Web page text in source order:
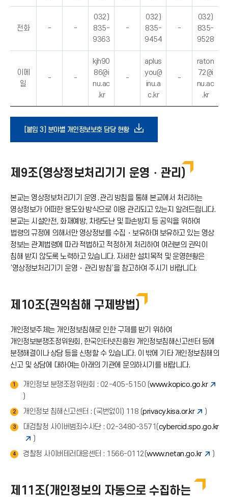
전화 - -
032)
835-
9363
-
032)
835-
9454
-
032)
835-
9528
이메
일
- -
kjh90
86@i
nu.ac
.kr
-
aplus
you@
inu.a
c.kr
-
raton
72@i
nu.ac
.kr
[붙임 3] 분야별 개인정보보호 담당 현황다
로
드
아
이
제9조(영상정보처리기기 운영・관리)
본교는 영상정보처리기기 운영․관리 방침을 통해 본교에서 처리하는
영상정보가 어떠한 용도와 방식으로 이용 관리되고 있는지 알려드립니다.
본교는 시설안전, 화재예방, 차량도난 및 파손방지 등 공익을 위하여
법령의 규정에 의해서만 영상정보를 수집・보유하며 보유하고 있는 영상
정보는 관계법령에 따라 적법하고 적정하게 처리하여 여러분의 권익이
침해 받지 않도록 노력하고 있습니다. 자세한 설치목적 및 운영현황은
‘영상정보처리기기 운영・관리 방침’을 참고하여 주시기 바랍니다.
제10조(권익침해 구제방법)
개인정보주체는 개인정보침해로 인한 구제를 받기 위하여
개인정보분쟁조정위원회, 한국인터넷진흥원 개인정보침해신고센터 등에
분쟁해결이나 상담 등을 신청할 수 있습니다. 이 밖에 기타 개인정보침해의
신고 및 상담에 대하여는 아래의 기관에 문의하시기를 바랍니다.
1 개인정보 분쟁조정위원회 : 02-405-5150 (www.kopico.go.kr
)
2 개인정보 침해신고센터 : (국번없이) 118 (privacy.kisa.or.kr )
3 대검찰청 사이버범죄수사단 : 02-3480-3571(cybercid.spo.go.kr
)
4 경찰청 사이버테러대응센터 : 1566-0112(www.netan.go.kr )
제11조(개인정보의 자동으로 수집하는